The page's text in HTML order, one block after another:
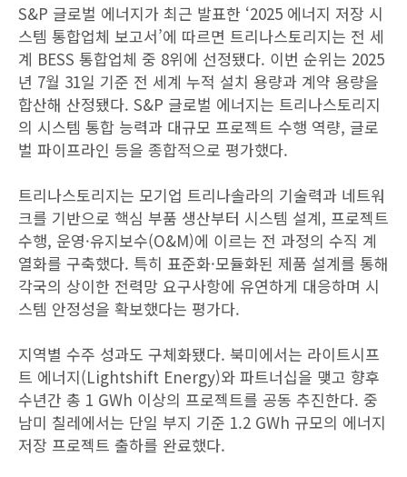
S&P 글로벌 에너지가 최근 발표한 ‘2025 에너지 저장 시
스템 통합업체 보고서’에 따르면 트리나스토리지는 전 세
계 BESS 통합업체 중 8위에 선정됐다. 이번 순위는 2025
년 7월 31일 기준 전 세계 누적 설치 용량과 계약 용량을
합산해 산정됐다. S&P 글로벌 에너지는 트리나스토리지
의 시스템 통합 능력과 대규모 프로젝트 수행 역량, 글로
벌 파이프라인 등을 종합적으로 평가했다.
트리나스토리지는 모기업 트리나솔라의 기술력과 네트워
크를 기반으로 핵심 부품 생산부터 시스템 설계, 프로젝트
수행, 운영·유지보수(O&M)에 이르는 전 과정의 수직 계
열화를 구축했다. 특히 표준화·모듈화된 제품 설계를 통해
각국의 상이한 전력망 요구사항에 유연하게 대응하며 시
스템 안정성을 확보했다는 평가다.
지역별 수주 성과도 구체화됐다. 북미에서는 라이트시프
트 에너지(Lightshift Energy)와 파트너십을 맺고 향후
수년간 총 1 GWh 이상의 프로젝트를 공동 추진한다. 중
남미 칠레에서는 단일 부지 기준 1.2 GWh 규모의 에너지
저장 프로젝트 출하를 완료했다.